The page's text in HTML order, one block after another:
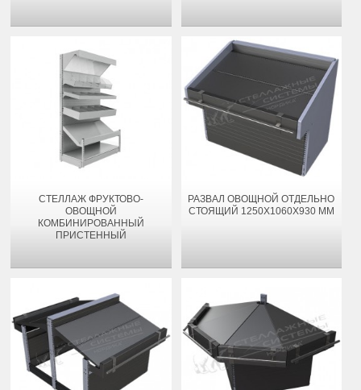
СТЕЛЛАЖ ФРУКТОВО-
ОВОЩНОЙ
КОМБИНИРОВАННЫЙ
ПРИСТЕННЫЙ
РАЗВАЛ ОВОЩНОЙ ОТДЕЛЬНО
СТОЯЩИЙ 1250Х1060Х930 ММ